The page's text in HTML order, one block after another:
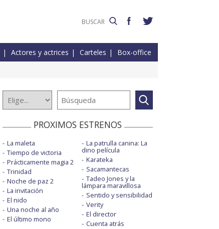
Actores y actrices Carteles Box-office
PROXIMOS ESTRENOS
La maleta
Tiempo de victoria
Prácticamente magia 2
Trinidad
Noche de paz 2
La invitación
El nido
Una noche al año
El último mono
La patrulla canina: La
dino película
Karateka
Sacamantecas
Tadeo Jones y la
lámpara maravillosa
Sentido y sensibilidad
Verity
El director
Cuenta atrás